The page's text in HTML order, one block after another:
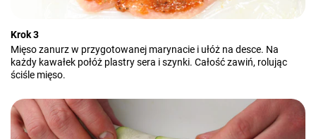
Krok 3
Mięso zanurz w przygotowanej marynacie i ułóż na desce. Na
każdy kawałek połóż plastry sera i szynki. Całość zawiń, rolując
ściśle mięso.